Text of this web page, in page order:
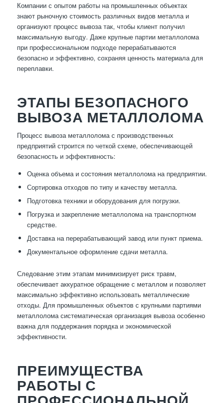
Компании с опытом работы на промышленных объектах
знают рыночную стоимость различных видов металла и
организуют процесс вывоза так, чтобы клиент получил
максимальную выгоду. Даже крупные партии металлолома
при профессиональном подходе перерабатываются
безопасно и эффективно, сохраняя ценность материала для
переплавки.
ЭТАПЫ БЕЗОПАСНОГО
ВЫВОЗА МЕТАЛЛОЛОМА
Процесс вывоза металлолома с производственных
предприятий строится по четкой схеме, обеспечивающей
безопасность и эффективность:
Оценка объема и состояния металлолома на предприятии.
Сортировка отходов по типу и качеству металла.
Подготовка техники и оборудования для погрузки.
Погрузка и закрепление металлолома на транспортном
средстве.
Доставка на перерабатывающий завод или пункт приема.
Документальное оформление сдачи металла.
Следование этим этапам минимизирует риск травм,
обеспечивает аккуратное обращение с металлом и позволяет
максимально эффективно использовать металлические
отходы. Для промышленных объектов с крупными партиями
металлолома систематическая организация вывоза особенно
важна для поддержания порядка и экономической
эффективности.
ПРЕИМУЩЕСТВА
РАБОТЫ С